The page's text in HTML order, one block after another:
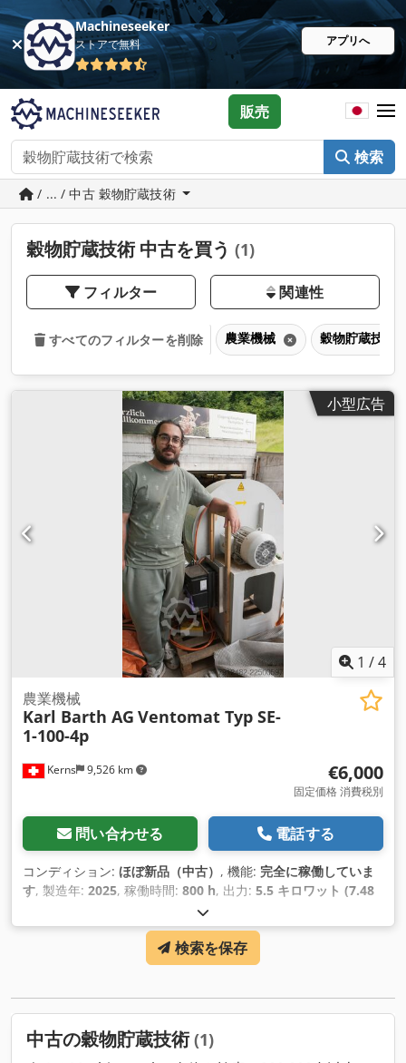
Machineseeker
ストアで無料 アプリへ
検索
販売
/ ... / 中古 穀物貯蔵技術
穀物貯蔵技術 中古を買う (1)
フィルター 関連性
すべてのフィルターを削除 農業機械 穀物貯蔵技術
小型広告
1 /4
Kerns 9,526 km
農業機械
Karl Barth AG Ventomat Typ SE-
1-100-4p
€6,000
固定価格 消費税別
問い合わせる 電話する
コンディション: ほぼ新品（中古） , 機能: 完全に稼働していま
す, 製造年: 2025, 稼働時間: 800 h, 出力: 5.5 キロワット (7.48
グレー
検索を保存
中古の穀物貯蔵技術(1)